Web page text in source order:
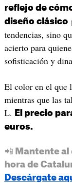
reflejo de
diseño clásico
tendencias, sino
acierto para
sofisticación y
El color en el que
mientras que las
L.
El precio
euros.
📲 Mantente
hora de
Descárgate